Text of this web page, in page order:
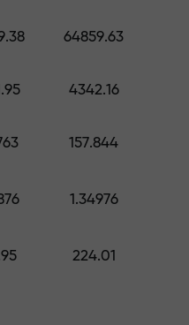
错误。存款64859.63
4342.16
157.844
1.34976
224.01